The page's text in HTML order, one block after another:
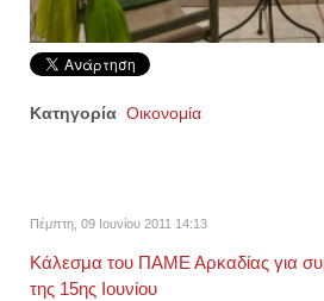
Κατηγορία Οικονομία
Πέμπτη, 09 Ιουνίου 2011 14:13
Κάλεσμα του ΠΑΜΕ Αρκαδίας για
της 15ης Ιουνίου